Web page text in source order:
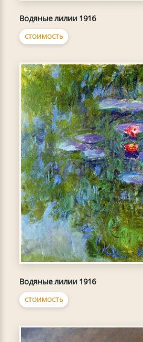
Водяные лилии 1916
СТОИМОСТЬ
Водяные лилии 1916
СТОИМОСТЬ